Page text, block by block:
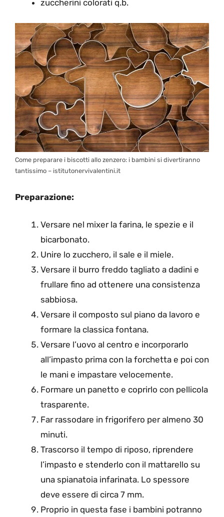
zuccherini colorati q.b.
Come preparare i biscotti allo zenzero: i bambini si divertiranno
tantissimo – istitutonervivalentini.it
Preparazione:
Versare nel mixer la farina, le spezie e il
bicarbonato.
Unire lo zucchero, il sale e il miele.
Versare il burro freddo tagliato a dadini e
frullare fino ad ottenere una consistenza
sabbiosa.
Versare il composto sul piano da lavoro e
formare la classica fontana.
Versare l’uovo al centro e incorporarlo
all’impasto prima con la forchetta e poi con
le mani e impastare velocemente.
Formare un panetto e coprirlo con pellicola
trasparente.
Far rassodare in frigorifero per almeno 30
minuti.
Trascorso il tempo di riposo, riprendere
l’impasto e stenderlo con il mattarello su
una spianatoia infarinata. Lo spessore
deve essere di circa 7 mm.
Proprio in questa fase i bambini potranno